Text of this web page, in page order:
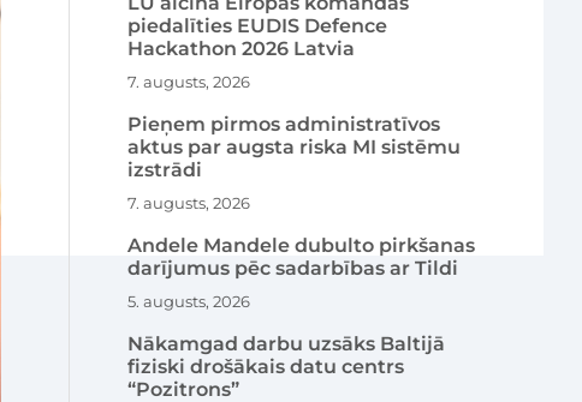
piedalīties EUDIS Defence
Hackathon 2026 Latvia
7. augusts, 2026
Pieņem pirmos administratīvos
aktus par augsta riska MI sistēmu
izstrādi
7. augusts, 2026
Andele Mandele dubulto pirkšanas
darījumus pēc sadarbības ar Tildi
5. augusts, 2026
Nākamgad darbu uzsāks Baltijā
fiziski drošākais datu centrs
“Pozitrons”